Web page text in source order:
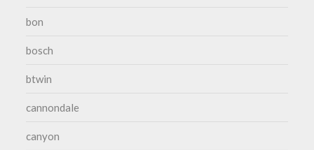
bon
bosch
btwin
cannondale
canyon